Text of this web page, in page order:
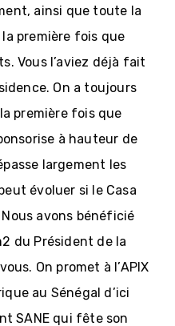
ainsi que toute la
la première fois que
Vous l’aviez déjà fait
On a toujours
première fois que
à hauteur de
largement les
évoluer si le Casa
avons bénéficié
du Président de la
On promet à l’APIX
au Sénégal d’ici
SANE qui fête son
Création
Régimes
incitatifs
foncier